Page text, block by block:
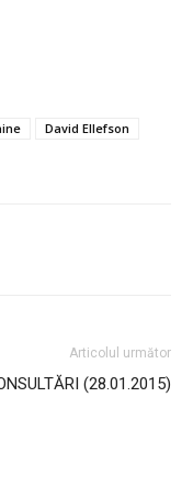
David Ellefson
Articolul următor
(28.01.2015)